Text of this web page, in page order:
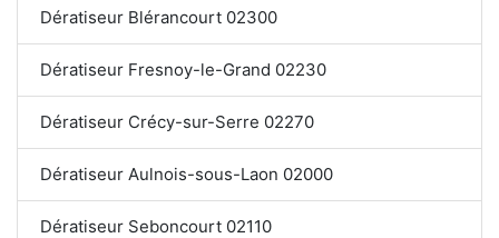
Dératiseur Blérancourt 02300
Dératiseur Fresnoy-le-Grand 02230
Dératiseur Crécy-sur-Serre 02270
Dératiseur Aulnois-sous-Laon 02000
Dératiseur Seboncourt 02110